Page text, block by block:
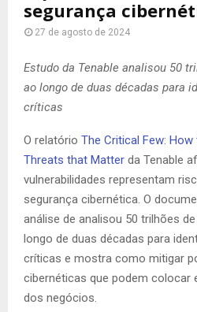
segurança
27 de agosto de 2024
Estudo da Tenable analisou 50
ao longo de duas décadas para
críticas
O relatório The Critical Few:
Threats that Matter da Tenable
vulnerabilidades representam
segurança cibernética. O
análise de analisou 50 trilhões
longo de duas décadas para
críticas e mostra como mitigar
cibernéticas que podem colocar
dos negócios.